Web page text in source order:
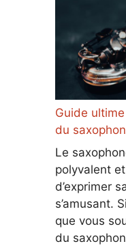
Guide
du
Le
polyvalent
d’exprimer
s’amusant.
que vous
du